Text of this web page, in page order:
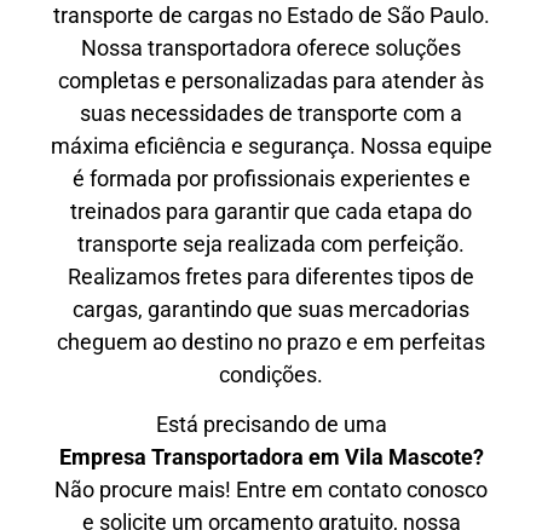
transporte de cargas no Estado de São Paulo.
Nossa transportadora oferece soluções
completas e personalizadas para atender às
suas necessidades de transporte com a
máxima eficiência e segurança. Nossa equipe
é formada por profissionais experientes e
treinados para garantir que cada etapa do
transporte seja realizada com perfeição.
Realizamos fretes para diferentes tipos de
cargas, garantindo que suas mercadorias
cheguem ao destino no prazo e em perfeitas
condições.
Está precisando de uma
Empresa Transportadora em Vila Mascote?
Não procure mais! Entre em contato conosco
e solicite um orçamento gratuito, nossa